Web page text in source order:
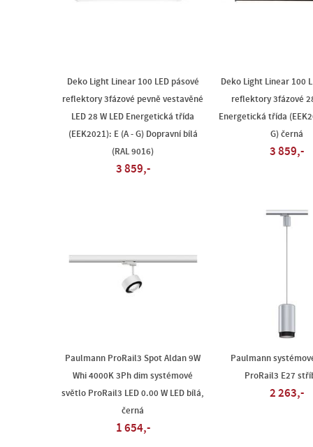
Deko Light Linear 100 LED pásové
reflektory 3fázové pevně vestavěné
LED 28 W LED Energetická třída
(EEK2021): E (A - G) Dopravní bílá
(RAL 9016)
3 859,-
Deko Light Linear 100
reflektory 3fázové
Energetická třída
G) černá
3 859,-
Paulmann ProRail3 Spot Aldan 9W
Whi 4000K 3Ph dim systémové
světlo ProRail3 LED 0.00 W LED bílá,
černá
1 654,-
Paulmann
ProRail3 E27
2 263,-